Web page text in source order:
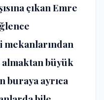
çıkan Emre
büyük
buraya ayrıca